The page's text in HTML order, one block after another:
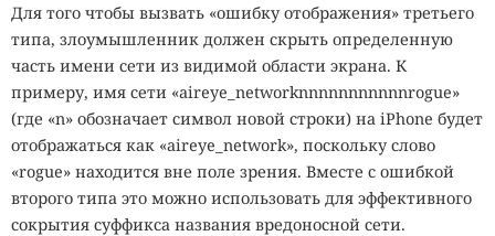
Для того чтобы вызвать «ошибку отображения» третьего
типа, злоумышленник должен скрыть определенную
часть имени сети из видимой области экрана. К
примеру, имя сети «aireye_networknnnnnnnnnnnrogue»
(где «n» обозначает символ новой строки) на iPhone будет
отображаться как «aireye_network», поскольку слово
«rogue» находится вне поле зрения. Вместе с ошибкой
второго типа это можно использовать для эффективного
сокрытия суффикса названия вредоносной сети.